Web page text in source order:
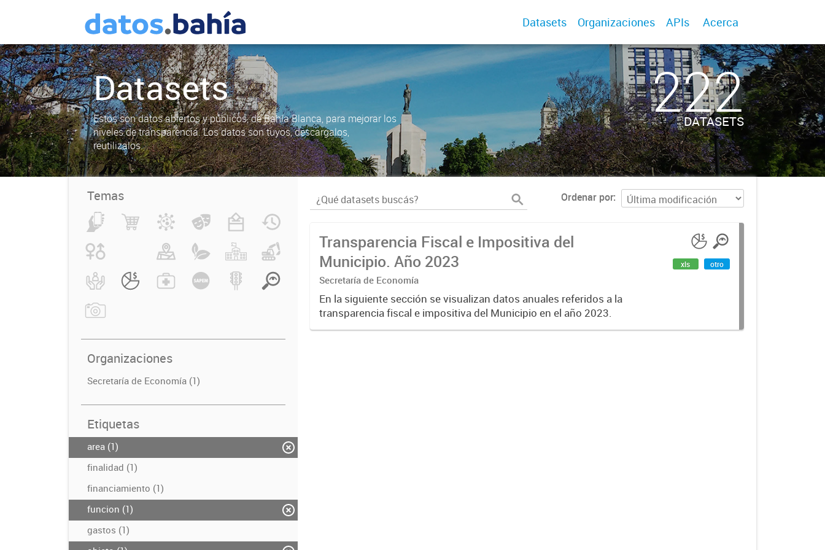
Datasets Organizaciones APIs Acerca
Datasets
Estos son datos abiertos y públicos, de Bahía Blanca, para mejorar los
niveles de transparencia. Los datos son tuyos, descargalos,
reutilizalos.
222
DATASETS
Temas
Organizaciones
Secretaría de Economía (1)
Etiquetas
area (1)
finalidad (1)
financiamiento (1)
funcion (1)
gastos (1)
Ordenar por
Transparencia Fiscal e Impositiva del
Municipio. Año 2023
Secretaría de Economía
En la siguiente sección se visualizan datos anuales referidos a la
transparencia fiscal e impositiva del Municipio en el año 2023.
xls otro